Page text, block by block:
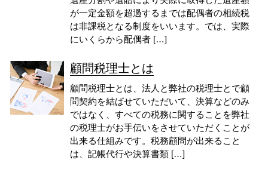
が一定金額を超過するまでは配偶者の相続税
は非課税となる制度をいいます。では、実際
にいくらから配偶者 […]
顧問税理士とは
顧問税理士とは、法人と弊社の税理士とで顧
問契約を結ばせていただいて、決算などのみ
ではなく、すべての税務に関することを弊社
の税理士がお手伝いをさせていただくことが
出来る仕組みです。税務顧問が出来ること
は、記帳代行や決算書類 […]